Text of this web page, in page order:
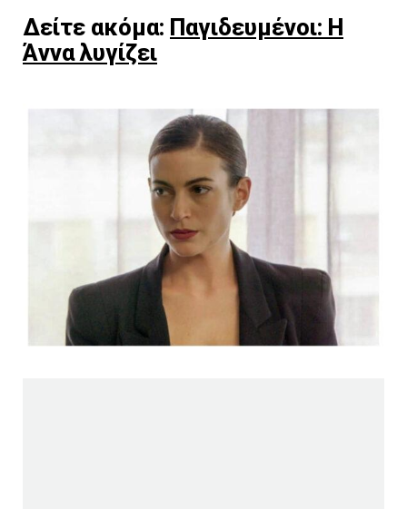
Δείτε ακόμα: Παγιδευμένοι: Η
Άννα λυγίζει